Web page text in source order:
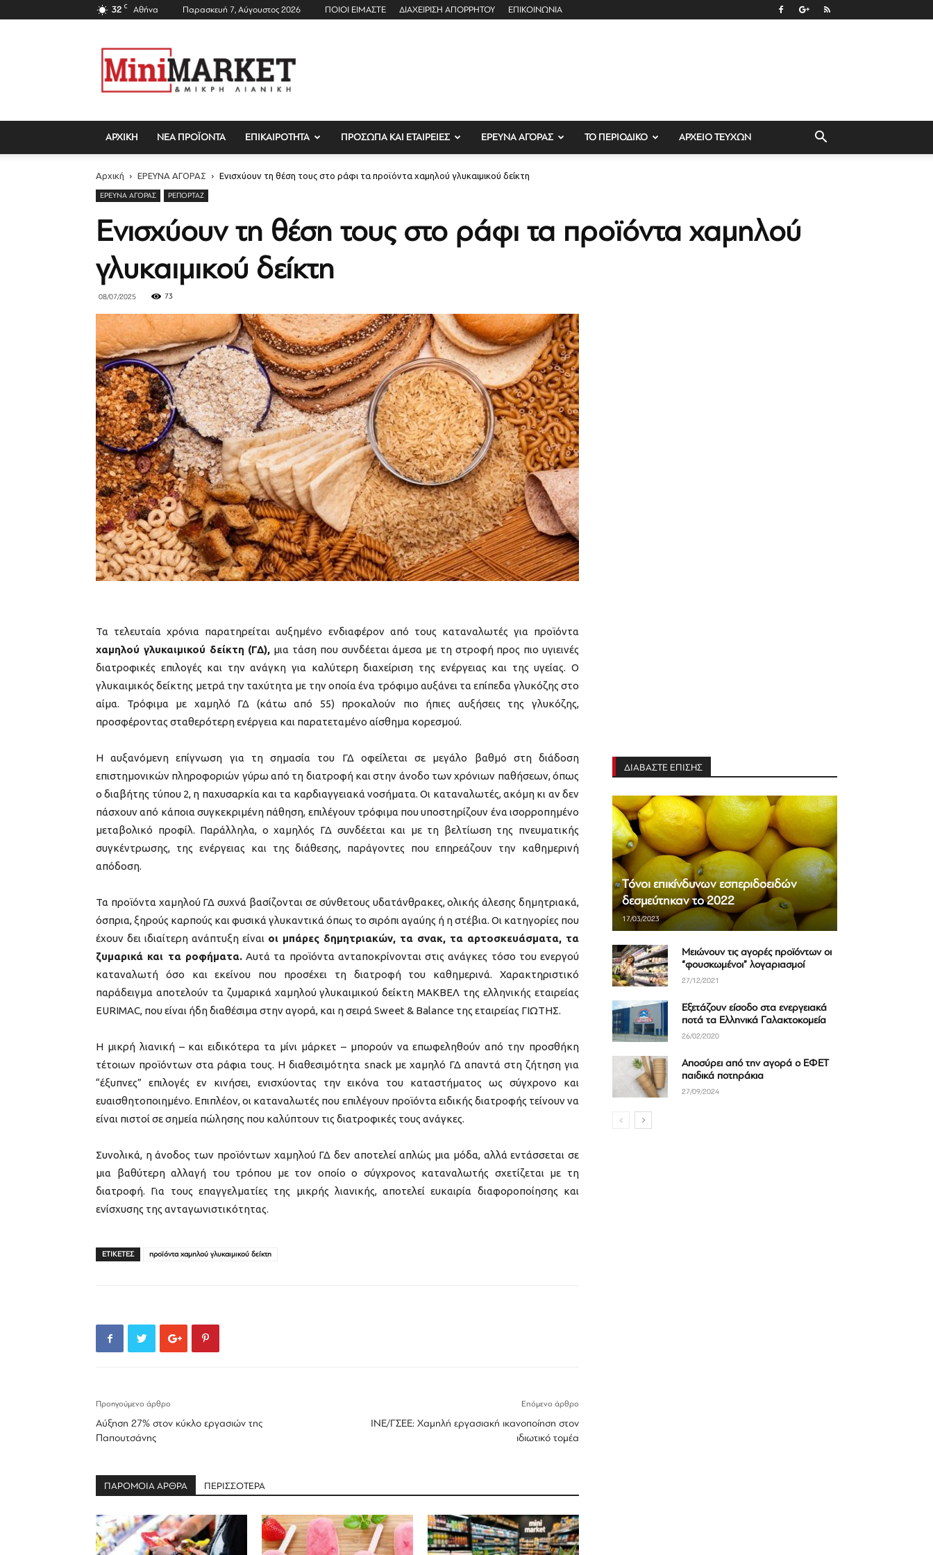
32 C Αθήνα Παρασκευή 7, Αύγουστος 2026 ΠΟΙΟΙ ΕΙΜΑΣΤΕ ΔΙΑΧΕΙΡΙΣΗ ΑΠΟΡΡΗΤΟΥ ΕΠΙΚΟΙΝΩΝΙΑ
Mini
Market
Magazine
ΑΡΧΙΚΗ ΝΕΑ ΠΡΟΪΟΝΤΑ ΕΠΙΚΑΙΡΟΤΗΤΑ ΠΡΟΣΩΠΑ ΚΑΙ ΕΤΑΙΡΕΙΕΣ ΕΡΕΥΝΑ ΑΓΟΡΑΣ ΤΟ ΠΕΡΙΟΔΙΚΟ ΑΡΧΕΙΟ ΤΕΥΧΩΝ
Αρχική ΕΡΕΥΝΑ ΑΓΟΡΑΣ Ενισχύουν τη θέση τους στο ράφι τα προϊόντα χαμηλού γλυκαιμικού δείκτη
ΕΡΕΥΝΑ ΑΓΟΡΑΣ ΡΕΠΟΡΤΆΖ
Ενισχύουν τη θέση τους στο ράφι τα προϊόντα χαμηλού
γλυκαιμικού δείκτη
08/07/2025 73
Τα τελευταία χρόνια παρατηρείται αυξημένο ενδιαφέρον από τους καταναλωτές για προϊόντα
χαμηλού γλυκαιμικού δείκτη (ΓΔ), μια τάση που συνδέεται άμεσα με τη στροφή προς πιο υγιεινές
διατροφικές επιλογές και την ανάγκη για καλύτερη διαχείριση της ενέργειας και της υγείας. Ο
γλυκαιμικός δείκτης μετρά την ταχύτητα με την οποία ένα τρόφιμο αυξάνει τα επίπεδα γλυκόζης στο
αίμα. Τρόφιμα με χαμηλό ΓΔ (κάτω από 55) προκαλούν πιο ήπιες αυξήσεις της γλυκόζης,
προσφέροντας σταθερότερη ενέργεια και παρατεταμένο αίσθημα κορεσμού.
Η αυξανόμενη επίγνωση για τη σημασία του ΓΔ οφείλεται σε μεγάλο βαθμό στη διάδοση
επιστημονικών πληροφοριών γύρω από τη διατροφή και στην άνοδο των χρόνιων παθήσεων, όπως
ο διαβήτης τύπου 2, η παχυσαρκία και τα καρδιαγγειακά νοσήματα. Οι καταναλωτές, ακόμη κι αν δεν
πάσχουν από κάποια συγκεκριμένη πάθηση, επιλέγουν τρόφιμα που υποστηρίζουν ένα ισορροπημένο
μεταβολικό προφίλ. Παράλληλα, ο χαμηλός ΓΔ συνδέεται και με τη βελτίωση της πνευματικής
συγκέντρωσης, της ενέργειας και της διάθεσης, παράγοντες που επηρεάζουν την καθημερινή
απόδοση.
Τα προϊόντα χαμηλού ΓΔ συχνά βασίζονται σε σύνθετους υδατάνθρακες, ολικής άλεσης δημητριακά,
όσπρια, ξηρούς καρπούς και φυσικά γλυκαντικά όπως το σιρόπι αγαύης ή η στέβια. Οι κατηγορίες που
έχουν δει ιδιαίτερη ανάπτυξη είναι οι μπάρες δημητριακών, τα σνακ, τα αρτοσκευάσματα, τα
ζυμαρικά και τα ροφήματα.Αυτά τα προϊόντα ανταποκρίνονται στις ανάγκες τόσο του ενεργού
καταναλωτή όσο και εκείνου που προσέχει τη διατροφή του καθημερινά. Χαρακτηριστικό
παράδειγμα αποτελούν τα ζυμαρικά χαμηλού γλυκαιμικού δείκτη ΜΑΚΒΕΛ της ελληνικής εταιρείας
EURIMAC, που είναι ήδη διαθέσιμα στην αγορά, και η σειρά Sweet & Balance της εταιρείας ΓΙΩΤΗΣ.
Η μικρή λιανική – και ειδικότερα τα μίνι μάρκετ – μπορούν να επωφεληθούν από την προσθήκη
τέτοιων προϊόντων στα ράφια τους. Η διαθεσιμότητα snack με χαμηλό ΓΔ απαντά στη ζήτηση για
“έξυπνες” επιλογές εν κινήσει, ενισχύοντας την εικόνα του καταστήματος ως σύγχρονο και
ευαισθητοποιημένο. Επιπλέον, οι καταναλωτές που επιλέγουν προϊόντα ειδικής διατροφής τείνουν να
είναι πιστοί σε σημεία πώλησης που καλύπτουν τις διατροφικές τους ανάγκες.
Συνολικά, η άνοδος των προϊόντων χαμηλού ΓΔ δεν αποτελεί απλώς μια μόδα, αλλά εντάσσεται σε
μια βαθύτερη αλλαγή του τρόπου με τον οποίο ο σύγχρονος καταναλωτής σχετίζεται με τη
διατροφή. Για τους επαγγελματίες της μικρής λιανικής, αποτελεί ευκαιρία διαφοροποίησης και
ενίσχυσης της ανταγωνιστικότητας.
ΕΤΙΚΕΤΕΣ προϊόντα χαμηλού γλυκαιμικού δείκτη
Προηγούμενο άρθρο
Αύξηση 27% στον κύκλο εργασιών της
Παπουτσάνης
Επόμενο άρθρο
ΙΝΕ/ΓΣΕΕ: Χαμηλή εργασιακή ικανοποίηση στον
ιδιωτικό τομέα
ΠΑΡΟΜΟΙΑ ΑΡΘΡΑ ΠΕΡΙΣΣΟΤΕΡΑ
ΔΙΑΒΑΣΤΕ ΕΠΙΣΗΣ
Τόνοι επικίνδυνων εσπεριδοειδών
δεσμεύτηκαν το 2022
17/03/2023
Μειώνουν τις αγορές προϊόντων οι
“φουσκωμένοι” λογαριασμοί
27/12/2021
Εξετάζουν είσοδο στα ενεργειακά
ποτά τα Ελληνικά Γαλακτοκομεία
26/02/2020
Αποσύρει από την αγορά ο ΕΦΕΤ
παιδικά ποτηράκια
27/09/2024